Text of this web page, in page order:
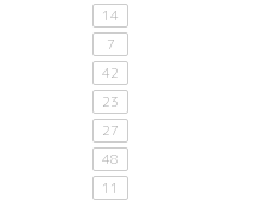
14
7
42
23
27
48
11